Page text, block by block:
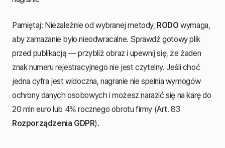
Pamiętaj: Niezależnie od wybranej metody, RODO wymaga,
aby zamazanie było nieodwracalne. Sprawdź gotowy plik
przed publikacją — przybliż obraz i upewnij się, że żaden
znak numeru rejestracyjnego nie jest czytelny. Jeśli choć
jedna cyfra jest widoczna, nagranie nie spełnia wymogów
ochrony danych osobowych i możesz narazić się na karę do
20 mln euro lub 4% rocznego obrotu firmy (Art. 83
Rozporządzenia GDPR).